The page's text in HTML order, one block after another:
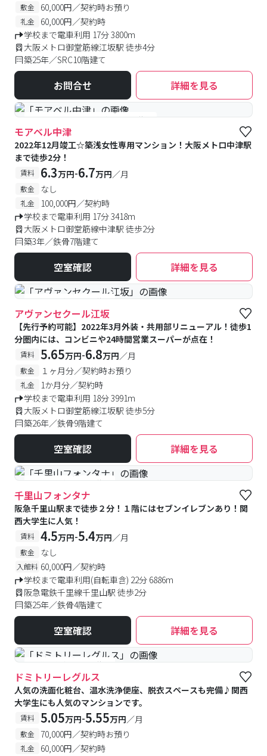
敷金 60,000円／契約時お預り
礼金
60,000円／契約時
学校まで電車利用 17分 3800m
大阪メトロ御堂筋線江坂駅 徒歩4分
築25年／SRC10階建て
お問合せ 詳細を見る
#女性専用 #予約受付中 #空室待ち
モアベル中津
2022年12月竣工☆築浅女性専用マンション！大阪メトロ中津駅
まで徒歩2分！
賃料 6.3万円-6.7万円／月
敷金 なし
礼金
100,000円／契約時
学校まで電車利用 17分 3418m
大阪メトロ御堂筋線中津駅 徒歩2分
築3年／鉄骨7階建て
空室確認 詳細を見る
#予約受付中 #空室待ち
アヴァンセクール江坂
【先行予約可能】2022年3月外装・共用部リニューアル！徒歩1
分圏内には、コンビニや24時間営業スーパーが点在！
賃料 5.65万円-6.8万円／月
敷金 １ヶ月分／契約時お預り
礼金
1か月分／契約時
学校まで電車利用 18分 3991m
大阪メトロ御堂筋線江坂駅 徒歩5分
築26年／鉄骨9階建て
空室確認 詳細を見る
#予約受付中 #空室待ち
千里山フォンタナ
阪急千里山駅まで徒歩２分！１階にはセブンイレブンあり！関
西大学生に人気！
賃料 4.5万円-5.4万円／月
敷金 なし
入館料 60,000円／契約時
学校まで電車利用(自転車含) 22分 6886m
阪急電鉄千里線千里山駅 徒歩2分
築25年／鉄骨4階建て
空室確認 詳細を見る
#予約受付中 #空室待ち
ドミトリーレグルス
人気の洗面化粧台、温水洗浄便座、脱衣スペースも完備♪関西
大学生にも人気のマンションです。
賃料 5.05万円-5.55万円／月
敷金 70,000円／契約時お預り
礼金
60,000円／契約時